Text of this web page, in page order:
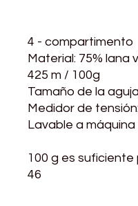
4 - compartimento
Material: 75% lana
425 m / 100g
Tamaño de la
Medidor de
Lavable a máquina
100 g es
46